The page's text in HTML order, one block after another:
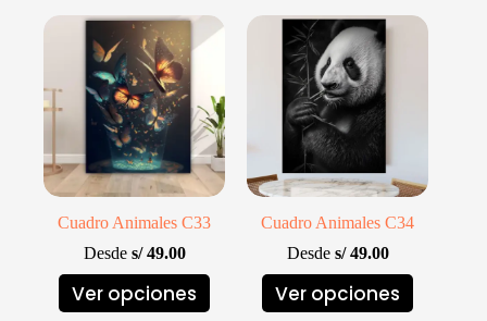
se
pueden
elegir
en
la
página
de
producto
se
pueden
elegir
en
la
página
de
producto
Cuadro Animales C33
Desde s/49.00
Ver opciones
Este
producto
Cuadro Animales C34
Desde s/49.00
Ver opciones
Este
producto